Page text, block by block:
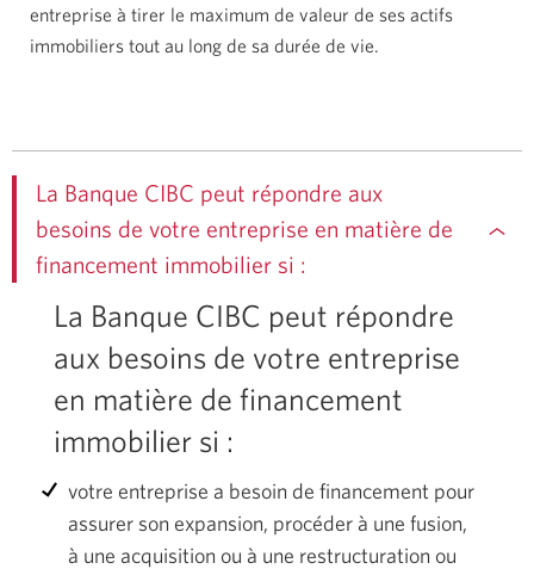
entreprise à tirer le maximum de valeur de ses actifs
immobiliers tout au long de sa durée de vie.
La Banque CIBC peut répondre aux
besoins de votre entreprise en matière de
financement immobilier si :
La Banque CIBC peut répondre
aux besoins de votre entreprise
en matière de financement
immobilier si :
votre entreprise a besoin de financement pour
assurer son expansion, procéder à une fusion,
à une acquisition ou à une restructuration ou